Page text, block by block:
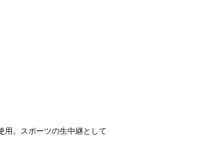
用。スポーツの生中継として